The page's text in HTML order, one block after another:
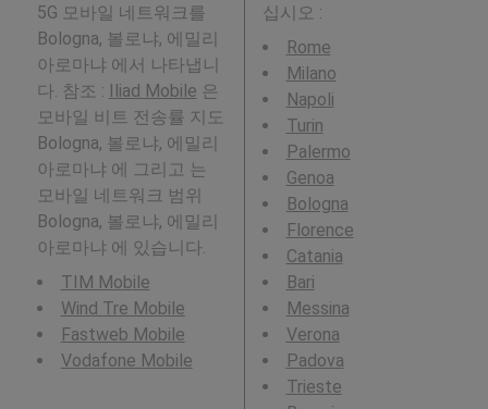
5G 모바일 네트워크를
Bologna, 볼로냐, 에밀리
아로마냐 에서 나타냅니
다. 참조 : Iliad Mobile 은
모바일 비트 전송률 지도
Bologna, 볼로냐, 에밀리
아로마냐 에 그리고 는
모바일 네트워크 범위
Bologna, 볼로냐, 에밀리
아로마냐 에 있습니다.
TIM Mobile
Wind Tre Mobile
Fastweb Mobile
Vodafone Mobile
십시오 :
Rome
Milano
Napoli
Turin
Palermo
Genoa
Bologna
Florence
Catania
Bari
Messina
Verona
Padova
Trieste